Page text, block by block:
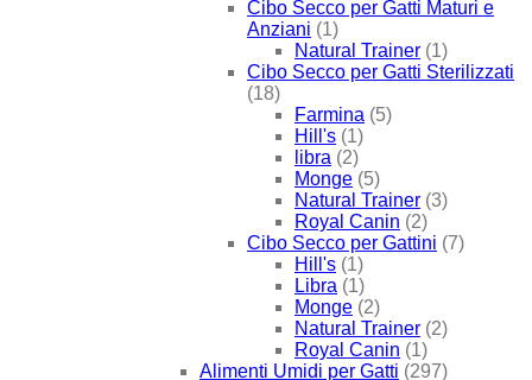
Cibo Secco per Gatti Maturi e
Anziani (1)
Natural Trainer (1)
Cibo Secco per Gatti Sterilizzati
(18)
Farmina (5)
Hill's (1)
libra (2)
Monge (5)
Natural Trainer (3)
Royal Canin (2)
Cibo Secco per Gattini (7)
Hill's (1)
Libra (1)
Monge (2)
Natural Trainer (2)
Royal Canin (1)
Alimenti Umidi per Gatti (297)